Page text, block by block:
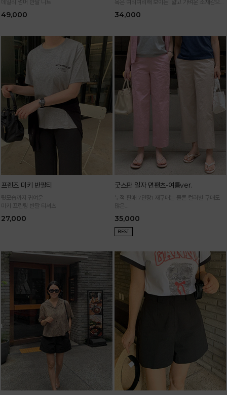
데일리 썸머 반팔 니트
49,000
목은 여리여리해 보이는! 얇고 가벼운 소재감으로
*블랙·주문폭주로 인한 입고지연·순차발송 진행중
34,000
프렌즈 미키 반팔티
뒷모습까지 귀여운
미키 프린팅 반팔 티셔츠
27,000
굿스판 일자 면팬츠-여름ver.
누적 판매 7만장! 재구매는 물론 컬러별 구매도
많은
35,000